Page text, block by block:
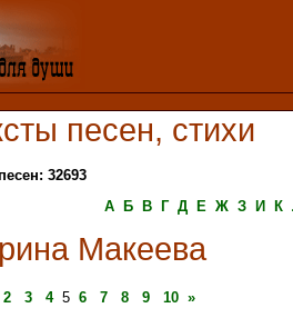
песен, стихи
32693
А
Б В Г Д Е Ж З И К
Макеева
2 3 45 6 7 8 9 10 »